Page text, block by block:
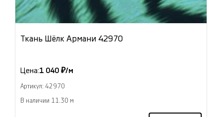
Ткань Шёлк Армани 42970
Цена:1 040 ₽/м
Артикул: 42970
В наличии 11.30 м